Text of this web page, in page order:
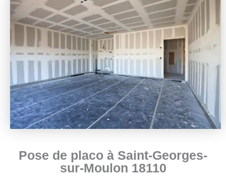
Pose de placo à Saint-Georges-
sur-Moulon 18110